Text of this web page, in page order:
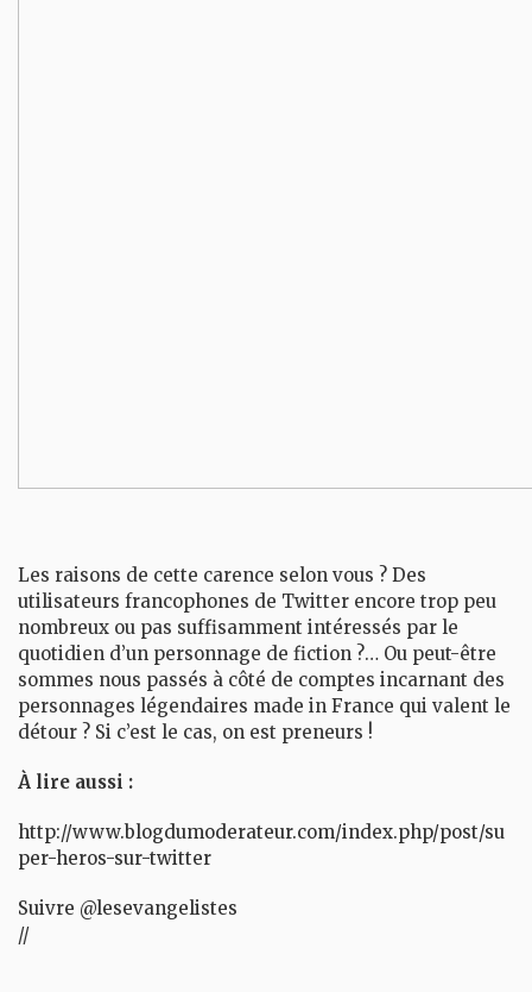
Les raisons de cette carence selon vous ? Des
utilisateurs francophones de Twitter encore trop peu
nombreux ou pas suffisamment intéressés par le
quotidien d’un personnage de fiction ?… Ou peut-être
sommes nous passés à côté de comptes incarnant des
personnages légendaires made in France qui valent le
détour ? Si c’est le cas, on est preneurs !
À lire aussi :
http://www.blogdumoderateur.com/index.php/post/su
per-heros-sur-twitter
Suivre @lesevangelistes
//